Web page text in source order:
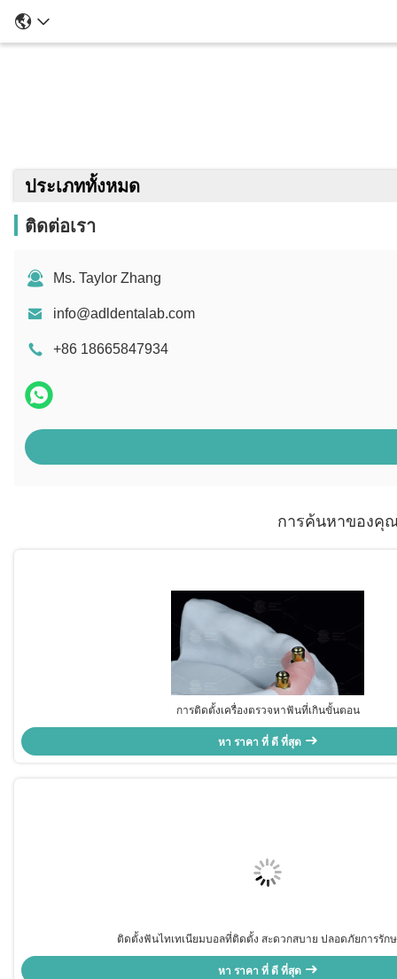
ประเภททั้งหมด
ติดต่อเรา
Ms. Taylor Zhang
info@adldentalab.com
+86 18665847934
การค้นหาของคุ
การติดตั้งเครื่องตรวจหาฟันที่เกินขั้นตอน
หา ราคา ที่ ดี ที่สุด
ติดตั้งฟันไทเทเนียมบอลที่ติดตั้ง สะดวกสบาย ปลอดภัยการรัก
หา ราคา ที่ ดี ที่สุด